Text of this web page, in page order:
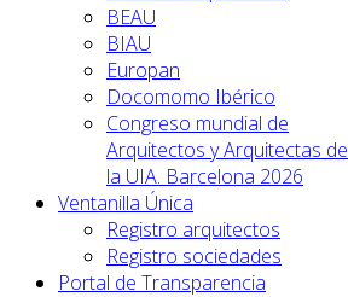
BEAU
BIAU
Europan
Docomomo Ibérico
Congreso mundial de
Arquitectos y Arquitectas de
la UIA. Barcelona 2026
Ventanilla Única
Registro arquitectos
Registro sociedades
Portal de Transparencia